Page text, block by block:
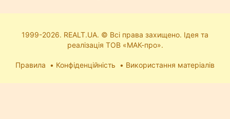
1999-2026. REALT.UA. © Всі права захищено. Ідея та
реалізація ТОВ «МАК-про».
Правила Конфіденційність Використання матеріалів